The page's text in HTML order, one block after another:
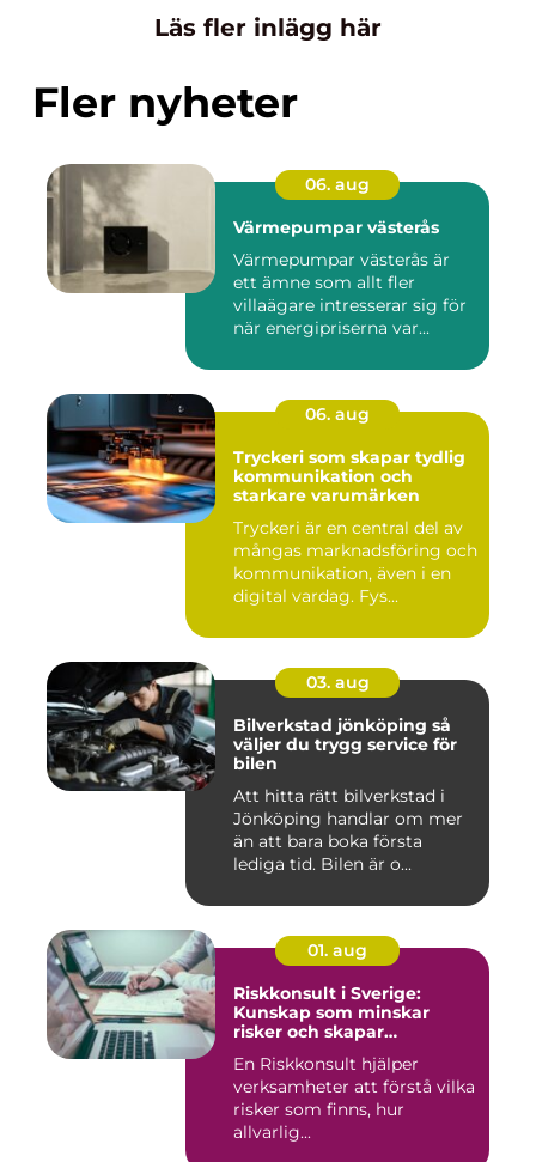
Läs fler inlägg här
Fler nyheter
06. aug
Värmepumpar västerås
Värmepumpar västerås är
ett ämne som allt fler
villaägare intresserar sig för
när energipriserna var...
06. aug
Tryckeri som skapar tydlig
kommunikation och
starkare varumärken
Tryckeri är en central del av
mångas marknadsföring och
kommunikation, även i en
digital vardag. Fys...
03. aug
Bilverkstad jönköping så
väljer du trygg service för
bilen
Att hitta rätt bilverkstad i
Jönköping handlar om mer
än att bara boka första
lediga tid. Bilen är o...
01. aug
Riskkonsult i Sverige:
Kunskap som minskar
risker och skapar
En Riskkonsult hjälper
verksamheter att förstå vilka
risker som finns, hur
allvarlig...